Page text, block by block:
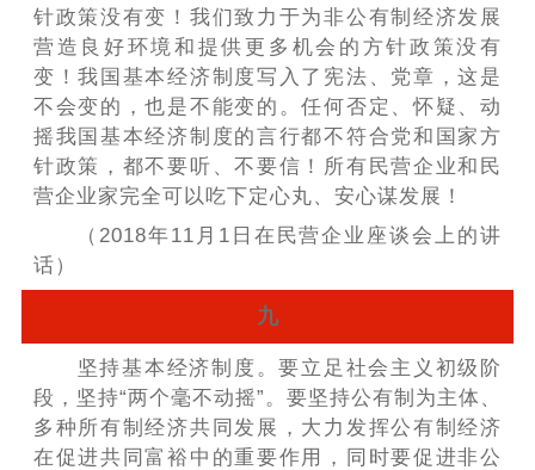
针政策没有变！我们致力于为非公有制经济发展
营造良好环境和提供更多机会的方针政策没有
变！我国基本经济制度写入了宪法、党章，这是
不会变的，也是不能变的。任何否定、怀疑、动
摇我国基本经济制度的言行都不符合党和国家方
针政策，都不要听、不要信！所有民营企业和民
营企业家完全可以吃下定心丸、安心谋发展！
（2018年11月1日在民营企业座谈会上的讲
话）
九
坚持基本经济制度。要立足社会主义初级阶
段，坚持“两个毫不动摇”。要坚持公有制为主体、
多种所有制经济共同发展，大力发挥公有制经济
在促进共同富裕中的重要作用，同时要促进非公